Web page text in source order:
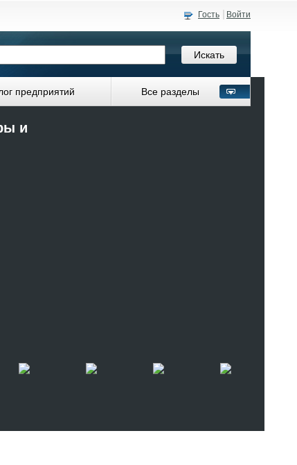
Гость Войти
предприятий Все разделы
и